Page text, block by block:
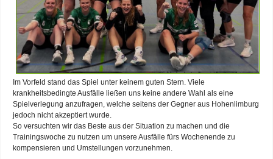
Im Vorfeld stand das Spiel unter keinem guten Stern. Viele
krankheitsbedingte Ausfälle ließen uns keine andere Wahl als eine
Spielverlegung anzufragen, welche seitens der Gegner aus Hohenlimburg
jedoch nicht akzeptiert wurde.
So versuchten wir das Beste aus der Situation zu machen und die
Trainingswoche zu nutzen um unsere Ausfälle fürs Wochenende zu
kompensieren und Umstellungen vorzunehmen.